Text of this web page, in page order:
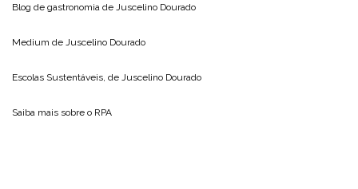
Blog de gastronomia de Juscelino Dourado
Medium de Juscelino Dourado
Escolas Sustentáveis, de Juscelino Dourado
Saiba mais sobre o RPA